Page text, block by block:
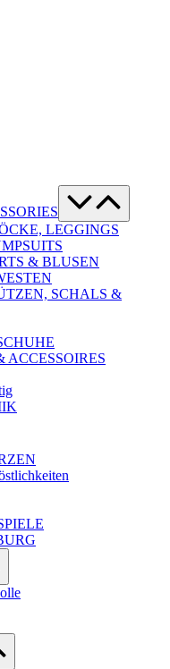
Menü-
Schalter
LEGGINGS
& BLUSEN
SCHALS &
ACCESSOIRES